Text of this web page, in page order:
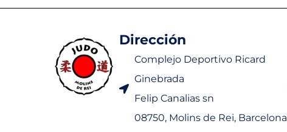
Dirección
Complejo Deportivo Ricard
Ginebrada
Felip Canalias sn
08750, Molins de Rei, Barcelona